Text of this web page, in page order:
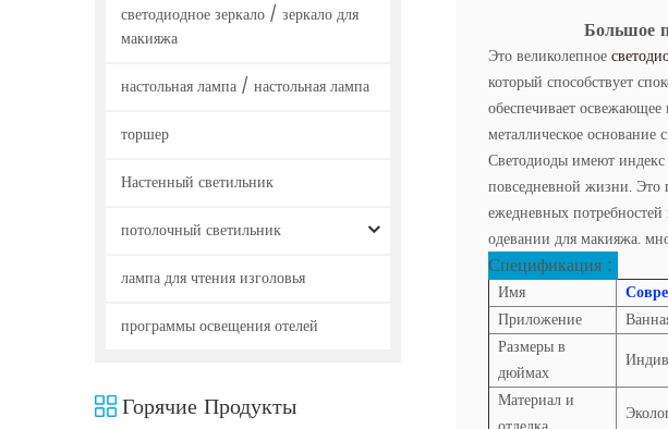
светодиодное зеркало / зеркало для
макияжа
настольная лампа / настольная лампа
торшер
Настенный светильник
потолочный светильник
лампа для чтения изголовья
программы освещения отелей
Горячие Продукты
Большое
Это великолепное
который способствует
обеспечивает освежающее
металлическое
Светодиоды имеют индекс
повседневной жизни. Это
ежедневных
одевании для макияжа.
Спецификация :
Имя
Приложение
Размеры в
дюймах
Материал и